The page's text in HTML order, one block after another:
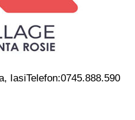
IasiTelefon:0745.888.590